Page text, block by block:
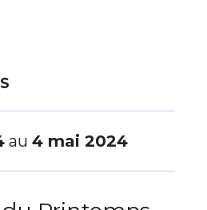
au 4 mai 2024